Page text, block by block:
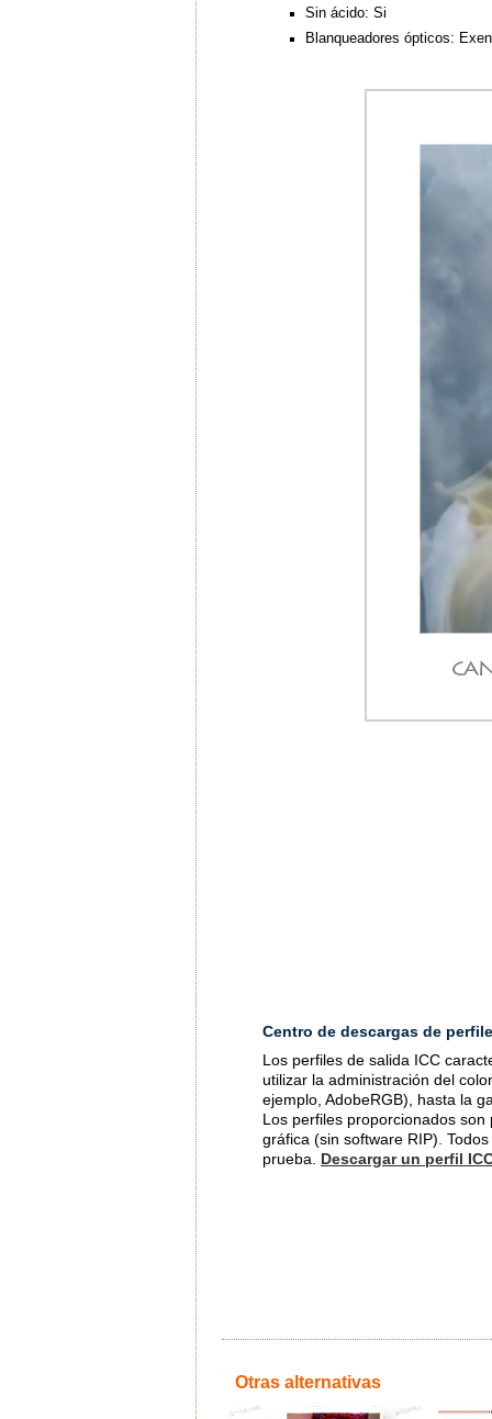
Sin ácido: Si
Blanqueadores ópticos:
Centro de descargas de
Los perfiles de salida ICC
utilizar la administración del
ejemplo, AdobeRGB), hasta la
Los perfiles proporcionados
gráfica (sin software RIP).
prueba. Descargar un perfil
Otras alternativas